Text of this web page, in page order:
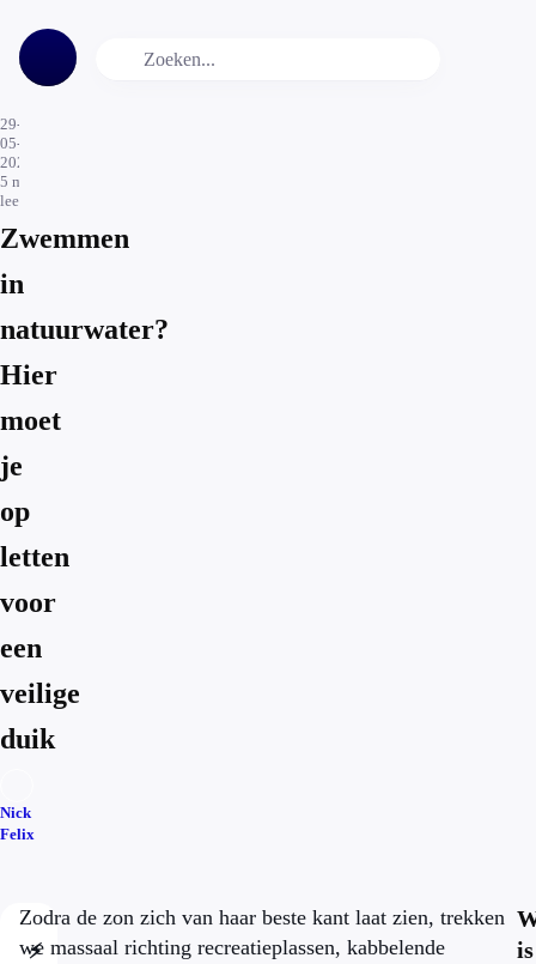
29-
05-
2026
5 min.
leestijd
Zwemmen
in
natuurwater?
Hier
moet
je
op
letten
voor
een
veilige
duik
Nick
Felix
⚡
Zodra de zon zich van haar beste kant laat zien, trekken
we massaal richting recreatieplassen, kabbelende
is